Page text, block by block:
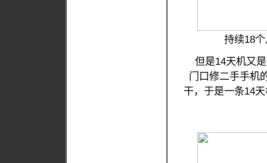
持续18
但是14天机又是
门口修二手手机
干，于是一条14